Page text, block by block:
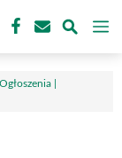
|